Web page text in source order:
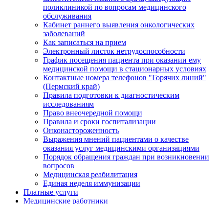
поликлиникой по вопросам медицинского
обслуживания
Кабинет раннего выявления онкологических
заболеваний
Как записаться на прием
Электронный листок нетрудоспособности
График посещения пациента при оказании ему
медицинской помощи в стационарных условиях
Контактные номера телефонов "Горячих линий"
(Пермский край)
Правила подготовки к диагностическим
исследованиям
Право внеочередной помощи
Правила и сроки госпитализации
Онконастороженность
Выражения мнений пациентами о качестве
оказания услуг медицинскими организациями
Порядок обращения граждан при возникновении
вопросов
Медицинская реабилитация
Единая неделя иммунизации
Платные услуги
Медицинские работники